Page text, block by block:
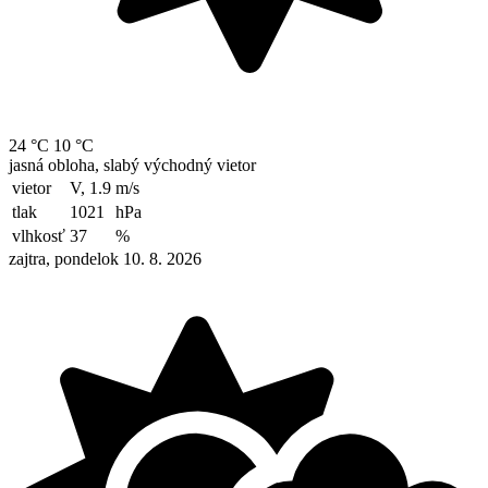
24 °C 10 °C
jasná obloha, slabý východný vietor
vietor
V, 1.9 m/s
tlak
1021
hPa
vlhkosť 37
%
zajtra, pondelok 10. 8. 2026